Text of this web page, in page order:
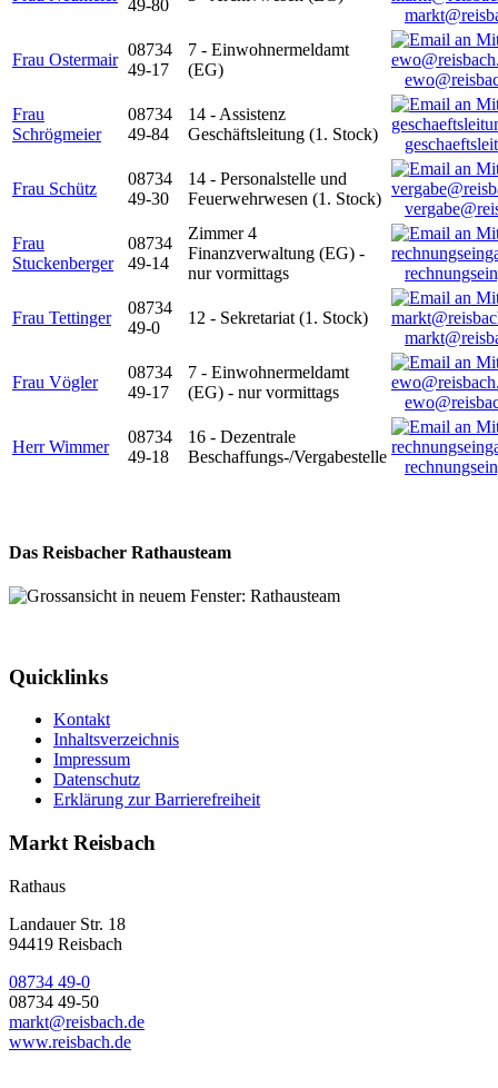
49-80
Frau Ostermair
08734
49-17
7 - Einwohnermeldamt
(EG)
Frau
Schrögmeier
08734
49-84
14 - Assistenz
Geschäftsleitung (1. Stock)
Frau Schütz
08734
49-30
14 - Personalstelle und
Feuerwehrwesen (1. Stock)
Frau
Stuckenberger
08734
49-14
Zimmer 4
Finanzverwaltung (EG) -
nur vormittags
Frau Tettinger
08734
49-0
12 - Sekretariat (1. Stock)
Frau Vögler
08734
49-17
7 - Einwohnermeldamt
(EG) - nur vormittags
Herr Wimmer
08734
49-18
16 - Dezentrale
Beschaffungs-/Vergabestelle
Das Reisbacher Rathausteam
Quicklinks
Kontakt
Inhaltsverzeichnis
Impressum
Datenschutz
Erklärung zur Barrierefreiheit
Markt Reisbach
Rathaus
Landauer Str. 18
94419 Reisbach
08734 49-0
08734 49-50
markt@reisbach.de
www.reisbach.de